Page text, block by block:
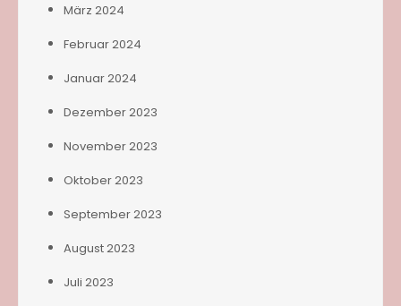
März 2024
Februar 2024
Januar 2024
Dezember 2023
November 2023
Oktober 2023
September 2023
August 2023
Juli 2023